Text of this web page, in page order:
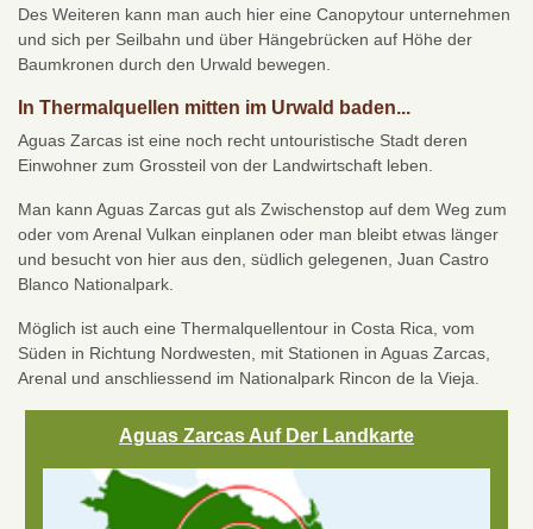
Des Weiteren kann man auch hier eine Canopytour unternehmen
und sich per Seilbahn und über Hängebrücken auf Höhe der
Baumkronen durch den Urwald bewegen.
In Thermalquellen mitten im Urwald baden...
Aguas Zarcas ist eine noch recht untouristische Stadt deren
Einwohner zum Grossteil von der Landwirtschaft leben.
Man kann Aguas Zarcas gut als Zwischenstop auf dem Weg zum
oder vom Arenal Vulkan einplanen oder man bleibt etwas länger
und besucht von hier aus den, südlich gelegenen, Juan Castro
Blanco Nationalpark.
Möglich ist auch eine Thermalquellentour in Costa Rica, vom
Süden in Richtung Nordwesten, mit Stationen in Aguas Zarcas,
Arenal und anschliessend im Nationalpark Rincon de la Vieja.
Aguas Zarcas Auf Der Landkarte